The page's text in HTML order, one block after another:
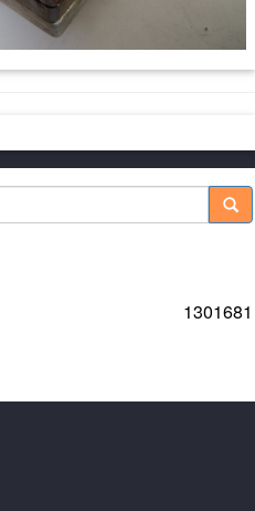
1301681